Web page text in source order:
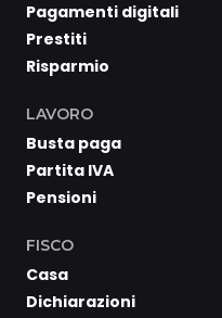
Pagamenti digitali
Prestiti
Risparmio
LAVORO
Busta paga
Partita IVA
Pensioni
FISCO
Casa
Dichiarazioni